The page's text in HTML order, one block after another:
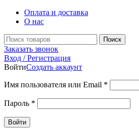
Оплата и доставка
О нас
Поиск
Заказать звонок
Вход / Регистрация
ВойтиСоздать аккаунт
Имя пользователя или Email *
Пароль *
Войти